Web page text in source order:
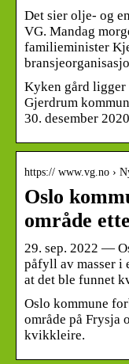
Det sier olje- og
VG. Mandag
familieminister
Kyken gård ligger
Gjerdrum
30. desember
https:// www.vg.no ›
Oslo
område
29. sep. 2022 —
påfyll av masser i
at det ble funnet
Oslo kommune
område på Frysja
kvikkleire.